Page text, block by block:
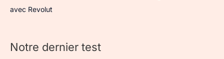
avec Revolut
Notre dernier test